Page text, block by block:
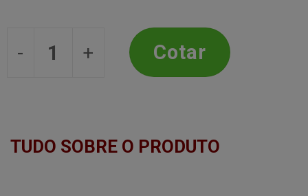
Carrinho de ServiçoCotar
TUDO SOBRE O PRODUTO